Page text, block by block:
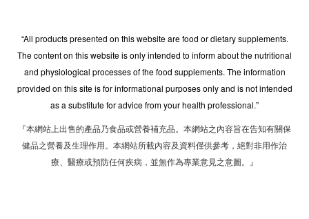
“All products presented on this website are food or dietary supplements.
The content on this website is only intended to inform about the nutritional
and physiological processes of the food supplements. The information
provided on this site is for informational purposes only and is not intended
as a substitute for advice from your health professional.”
『本網站上出售的產品乃食品或營養補充品。本網站之內容旨在告知有關保
健品之營養及生理作用。本網站所載內容及資料僅供參考，絕對非用作治
療、醫療或預防任何疾病，並無作為專業意見之意圖。』